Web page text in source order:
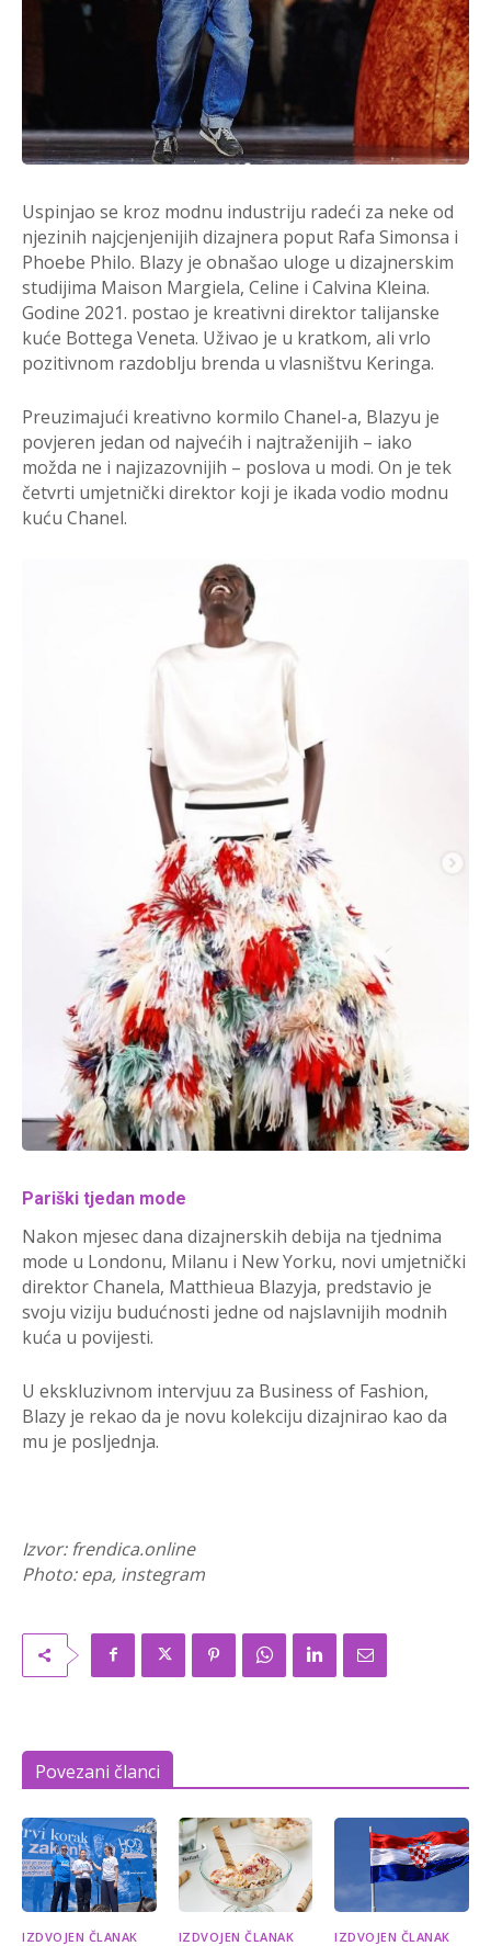
Uspinjao se kroz modnu industriju radeći za neke od
njezinih najcjenjenijih dizajnera poput Rafa Simonsa i
Phoebe Philo. Blazy je obnašao uloge u dizajnerskim
studijima Maison Margiela, Celine i Calvina Kleina.
Godine 2021. postao je kreativni direktor talijanske
kuće Bottega Veneta. Uživao je u kratkom, ali vrlo
pozitivnom razdoblju brenda u vlasništvu Keringa.
Preuzimajući kreativno kormilo Chanel-a, Blazyu je
povjeren jedan od najvećih i najtraženijih – iako
možda ne i najizazovnijih – poslova u modi. On je tek
četvrti umjetnički direktor koji je ikada vodio modnu
kuću Chanel.
Pariški tjedan mode
Nakon mjesec dana dizajnerskih debija na tjednima
mode u Londonu, Milanu i New Yorku, novi umjetnički
direktor Chanela, Matthieua Blazyja, predstavio je
svoju viziju budućnosti jedne od najslavnijih modnih
kuća u povijesti.
U ekskluzivnom intervjuu za Business of Fashion,
Blazy je rekao da je novu kolekciju dizajnirao kao da
mu je posljednja.
Izvor: frendica.online
Photo: epa, instegram
Povezani članci
IZDVOJEN ČLANAK IZDVOJEN ČLANAK IZDVOJEN ČLANAK